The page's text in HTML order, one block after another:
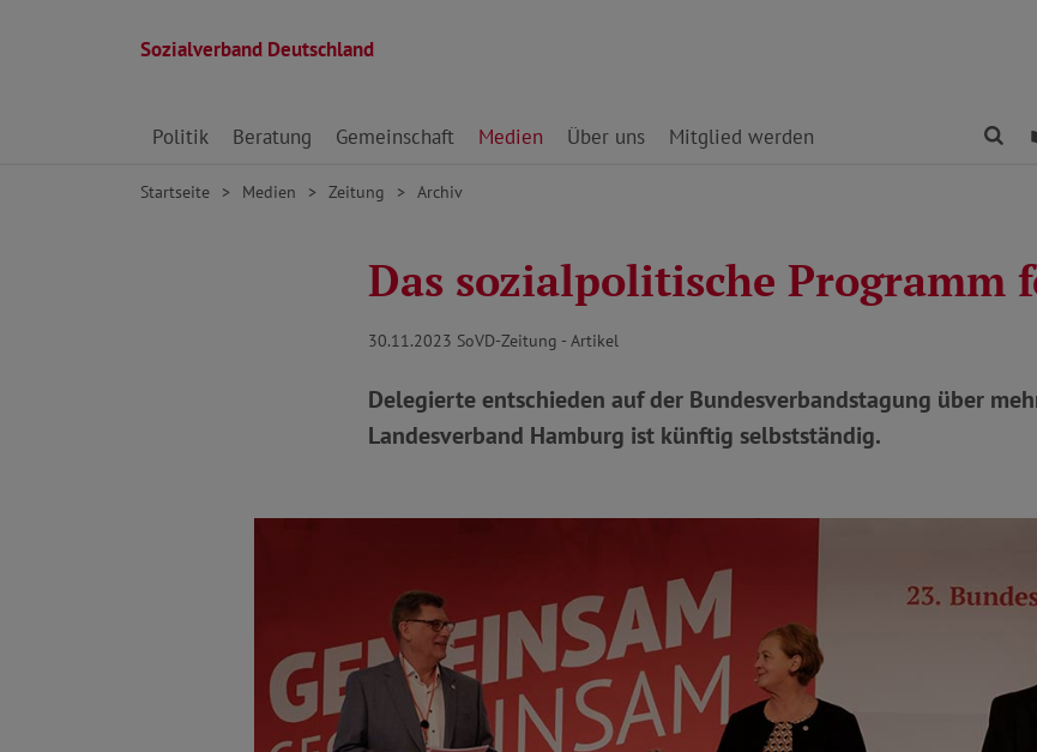
Sozialverband Deutschland
Direkt zu den Inhalten springen
Politik Beratung Gemeinschaft Medien Über uns Mitglied werden
Startseite Medien Zeitung Archiv
Das sozialpolitische Programm
30.11.2023 SoVD-Zeitung - Artikel
Delegierte entschieden auf der Bundesverbandstagung über
Landesverband Hamburg ist künftig selbstständig.